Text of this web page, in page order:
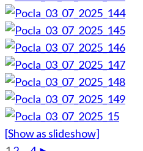
[Show as slideshow]